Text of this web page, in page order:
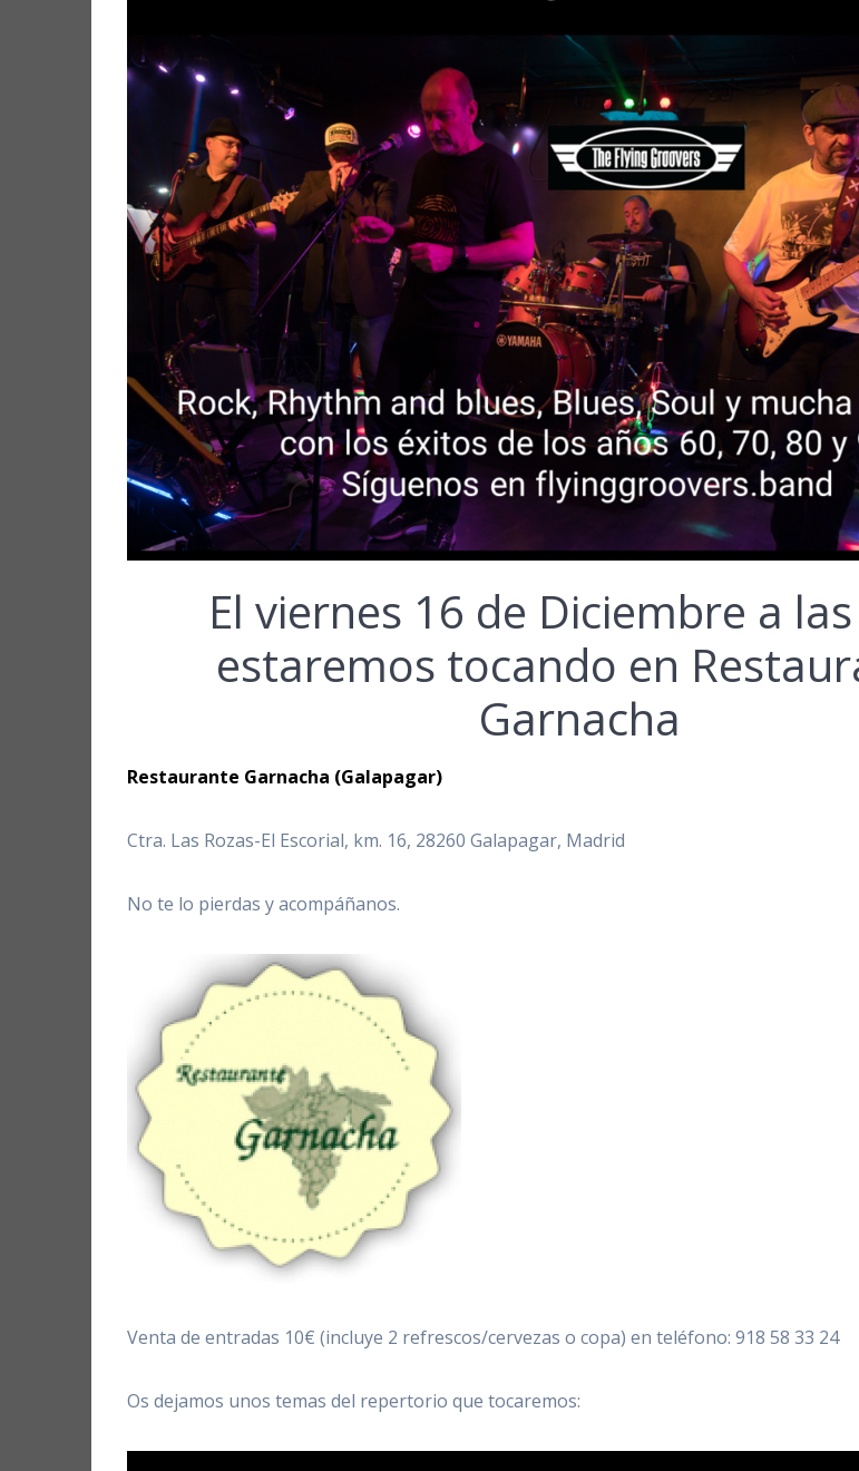
El viernes 16 de Diciembre a
estaremos tocando en
Garnacha
Restaurante Garnacha (Galapagar)
Ctra. Las Rozas-El Escorial, km. 16, 28260 Galapagar, Madrid
No te lo pierdas y acompáñanos.
Venta de entradas 10€ (incluye 2 refrescos/cervezas o copa) en teléfono: 918 58 33 24
Os dejamos unos temas del repertorio que tocaremos: